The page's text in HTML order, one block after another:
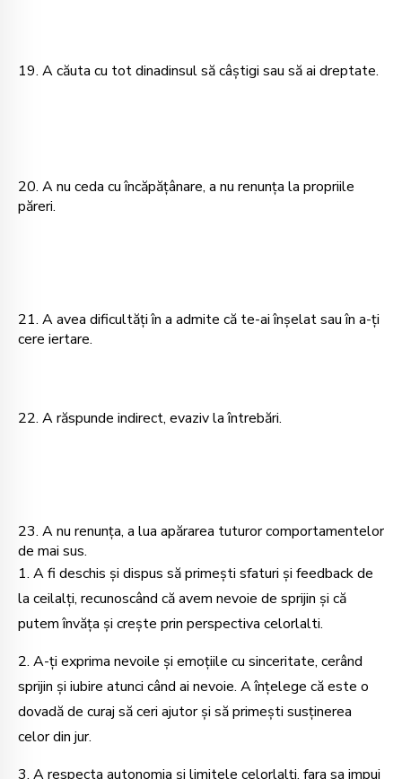
19. A căuta cu tot dinadinsul să câştigi sau să ai dreptate.
20. A nu ceda cu încăpăţânare, a nu renunţa la propriile
păreri.
21. A avea dificultăţi în a admite că te-ai înşelat sau în a-ţi
cere iertare.
22. A răspunde indirect, evaziv la întrebări.
23. A nu renunța, a lua apărarea tuturorcomportamentelor
de mai sus.
1. A fi deschis și dispus să primești sfaturi și feedback de
la ceilalți, recunoscând că avem nevoie de sprijin și că
putem învăța și crește prin perspectiva celorlalti.
2. A-ți exprima nevoile și emoțiile cu sinceritate, cerând
sprijin și iubire atunci când ai nevoie. A înțelege că este o
dovadă de curaj să ceri ajutor și să primești susținerea
celor din jur.
3. A respecta autonomia și limitele celorlalți, fara sa impui